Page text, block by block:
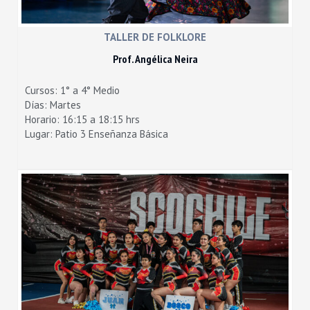
Prof.Angélica Neira
TALLER DE FOLKLORE
Cursos: 1° a 4° Medio
Días: Martes
Horario: 16:15 a 18:15 hrs
Lugar: Patio 3 Enseñanza Básica